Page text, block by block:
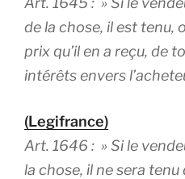
de la chose, il est tenu,
prix qu’il en a reçu, de
intérêts envers
(Legifrance)
Art. 1646 : » Si le
la chose, il ne sera